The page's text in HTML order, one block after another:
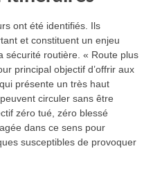
ont été identifiés. Ils
et constituent un enjeu
sécurité routière. « Route plus
principal objectif d’offrir aux
présente un très haut
circuler sans être
zéro tué, zéro blessé
dans ce sens pour
susceptibles de provoquer